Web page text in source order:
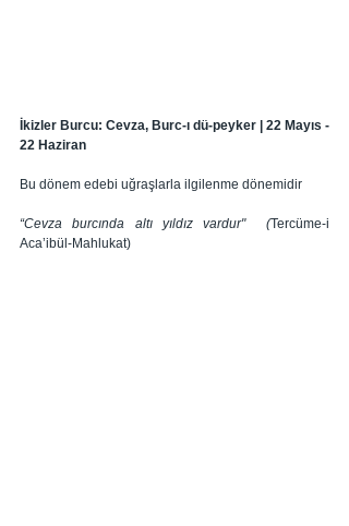
İkizler Burcu: Cevza, Burc-ı dü-peyker | 22 Mayıs -
22 Haziran
Bu dönem edebi uğraşlarla ilgilenme dönemidir
“Cevza burcında altı yıldız vardur" (Tercüme-i
Aca’ibül-Mahlukat)